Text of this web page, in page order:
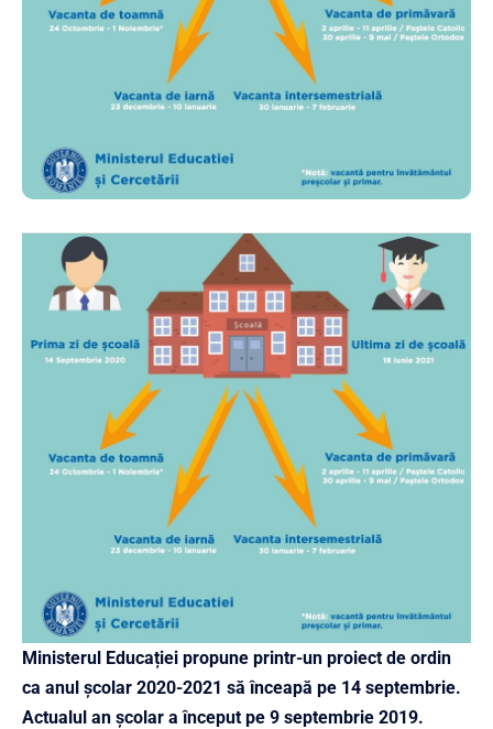
Ministerul Educației propune printr-un proiect de ordin
ca anul școlar 2020-2021 să înceapă pe 14 septembrie.
Actualul an școlar a început pe 9 septembrie 2019.